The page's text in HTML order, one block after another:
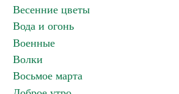
Весенние цветы
Вода и огонь
Военные
Волки
Восьмое марта